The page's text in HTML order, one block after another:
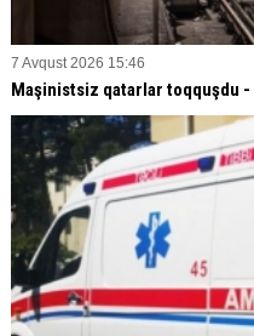
7 Avqust 2026 15:46
Maşinistsiz qatarlar toqquşdu -